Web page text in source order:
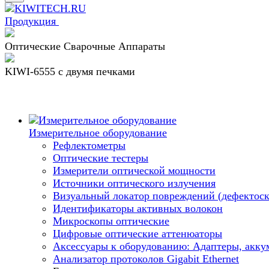
Продукция
Оптические Сварочные Аппараты
KIWI-6555 c двумя печками
Измерительное оборудование
Рефлектометры
Оптические тестеры
Измерители оптической мощности
Источники оптического излучения
Визуальный локатор повреждений
Идентификаторы активных волокон
Микроскопы оптические
Цифровые оптические аттенюаторы
Аксессуары к оборудованию: Адаптеры,
Анализатор протоколов Gigabit Ethernet